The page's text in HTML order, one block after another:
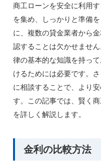
商工ローンを安全に利用
を集め、しっかりと準備
に、複数の貸金業者から
認することは欠かせませ
律の基本的な知識を持っ
けるためには必要です。
に相談することで、より
す。この記事では、賢く
を詳しく解説します。
金利の比較方法